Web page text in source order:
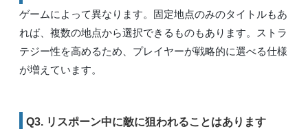
ゲームによって異なります。固定地点のみのタイトルもあ
れば、複数の地点から選択できるものもあります。ストラ
テジー性を高めるため、プレイヤーが戦略的に選べる仕様
が増えています。
Q3. リスポーン中に敵に狙われることはあります